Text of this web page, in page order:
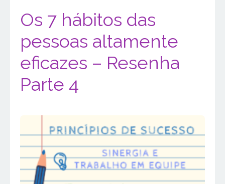
Os 7 hábitos das
pessoas altamente
eficazes – Resenha
Parte 4